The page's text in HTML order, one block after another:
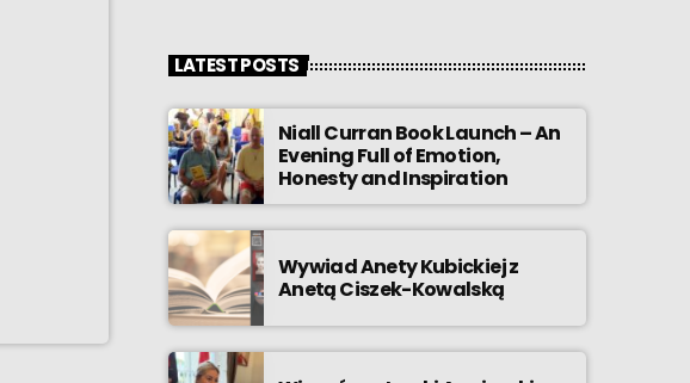
LATEST POSTS
Niall Curran Book Launch – An
Evening Full of Emotion,
Honesty and Inspiration
Wywiad Anety Kubickiej z
Anetą Ciszek-Kowalską